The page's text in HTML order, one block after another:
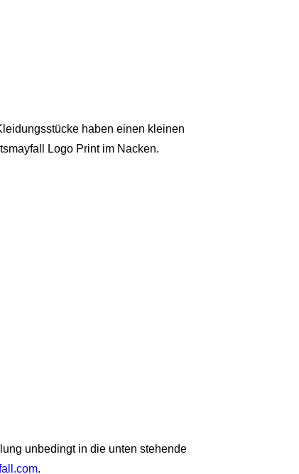
haben einen kleinen
Logo Print im Nacken.
unbedingt in die unten stehende
.